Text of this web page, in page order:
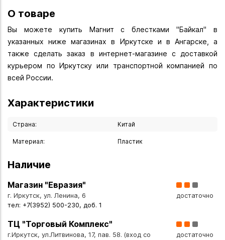
О товаре
Вы можете купить Магнит с блестками "Байкал" в
указанных ниже магазинах в Иркутске и в Ангарске, а
также сделать заказ в интернет-магазине с доставкой
курьером по Иркутску или транспортной компанией по
всей России.
Характеристики
Страна: Китай
Материал: Пластик
Наличие
Магазин "Евразия"
г. Иркутск, ул. Ленина, 6
тел: +7(3952) 500-230, доб. 1
достаточно
ТЦ "Торговый Комплекс"
г.Иркутск, ул.Литвинова, 17, пав. 58. (вход со
достаточно